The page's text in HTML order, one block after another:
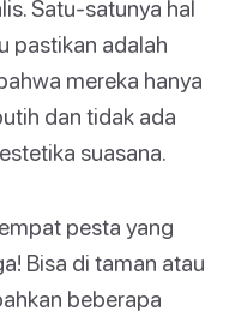
Satu-satunya hal
pastikan adalah
mereka hanya
dan tidak ada
suasana.
pesta yang
Bisa di taman atau
beberapa